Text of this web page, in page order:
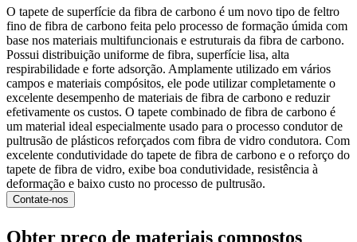
O tapete de superfície da fibra de carbono é um novo tipo de feltro
fino de fibra de carbono feita pelo processo de formação úmida com
base nos materiais multifuncionais e estruturais da fibra de carbono.
Possui distribuição uniforme de fibra, superfície lisa, alta
respirabilidade e forte adsorção. Amplamente utilizado em vários
campos e materiais compósitos, ele pode utilizar completamente o
excelente desempenho de materiais de fibra de carbono e reduzir
efetivamente os custos. O tapete combinado de fibra de carbono é
um material ideal especialmente usado para o processo condutor de
pultrusão de plásticos reforçados com fibra de vidro condutora. Com
excelente condutividade do tapete de fibra de carbono e o reforço do
tapete de fibra de vidro, exibe boa condutividade, resistência à
deformação e baixo custo no processo de pultrusão.
Contate-nos
Obter preço de materiais compostos